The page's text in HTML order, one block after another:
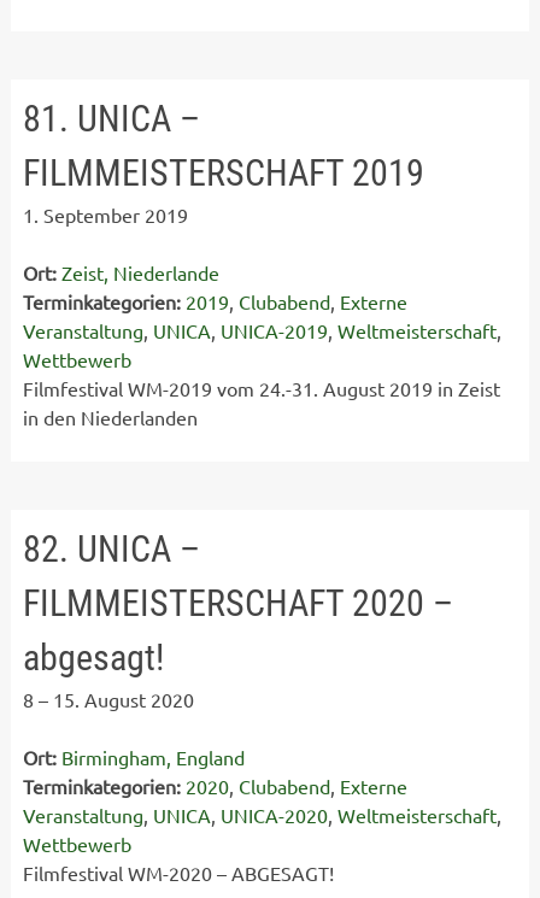
81. UNICA –
FILMMEISTERSCHAFT 2019
1. September 2019
Ort: Zeist, Niederlande
Terminkategorien: 2019, Clubabend, Externe
Veranstaltung, UNICA, UNICA-2019, Weltmeisterschaft,
Wettbewerb
Filmfestival WM-2019 vom 24.-31. August 2019 in Zeist
in den Niederlanden
82. UNICA –
FILMMEISTERSCHAFT 2020 –
abgesagt!
8 – 15. August 2020
Ort: Birmingham, England
Terminkategorien: 2020, Clubabend, Externe
Veranstaltung, UNICA, UNICA-2020, Weltmeisterschaft,
Wettbewerb
Filmfestival WM-2020 – ABGESAGT!